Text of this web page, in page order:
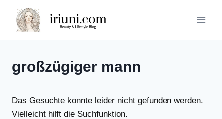
Inhalt
springen
großzügiger mann
Das Gesuchte konnte leider nicht gefunden werden.
Vielleicht hilft die Suchfunktion.